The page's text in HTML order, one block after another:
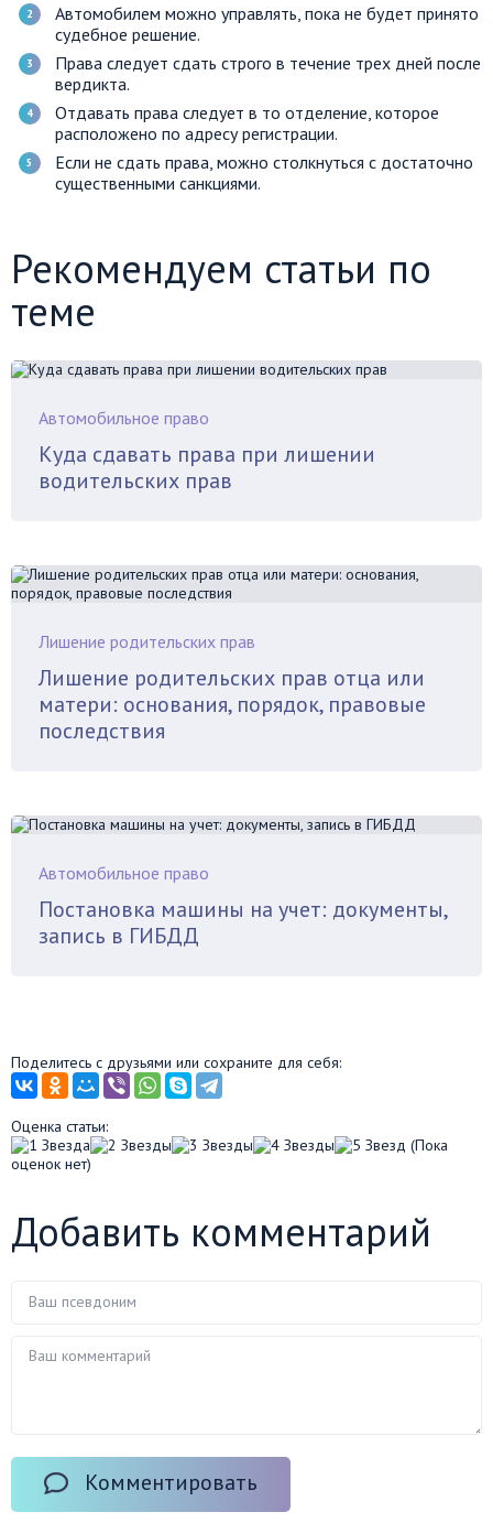
Автомобилем можно управлять, пока не будет принято
судебное решение.
Права следует сдать строго в течение трех дней после
вердикта.
Отдавать права следует в то отделение, которое
расположено по адресу регистрации.
Если не сдать права, можно столкнуться с достаточно
существенными санкциями.
Рекомендуем статьи по
теме
Автомобильное право
Куда сдавать права при лишении
водительских прав
Лишение родительских прав
Лишение родительских прав отца или
матери: основания, порядок, правовые
последствия
Автомобильное право
Постановка машины на учет: документы,
запись в ГИБДД
Поделитесь с друзьями или сохраните для себя:
Оценка статьи:
(Пока
оценок нет)
Добавить комментарий
Комментировать